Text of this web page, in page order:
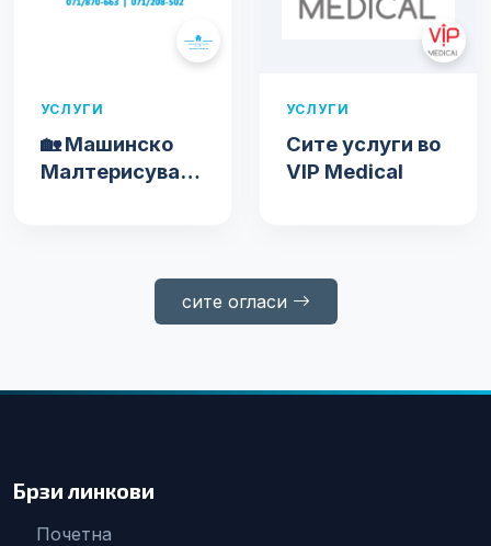
УСЛУГИ
🏡 Машинско
Малтерисување
УСЛУГИ
Сите услуги во
VIP Medical
сите огласи
Брзи линкови
Почетна